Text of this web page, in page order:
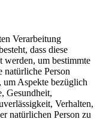
Verarbeitung
dass diese
werden, um bestimmte
natürliche Person
um Aspekte bezüglich
Gesundheit,
Verhalten,
natürlichen Person zu